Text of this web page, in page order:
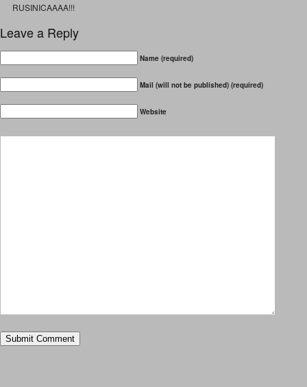
RUSINICAAAA!!!
Leave a Reply
Name (required)
Mail (will not be published) (required)
Website